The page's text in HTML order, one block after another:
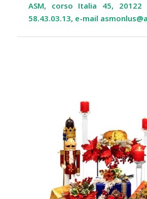
ASM, corso Italia 45,
58.43.03.13, e-mail